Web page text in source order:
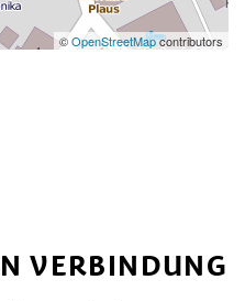
©OpenStreetMapcontributors
VERBINDUNG